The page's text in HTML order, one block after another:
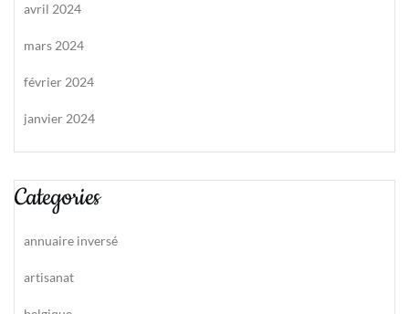
avril 2024
mars 2024
février 2024
janvier 2024
Categories
annuaire inversé
artisanat